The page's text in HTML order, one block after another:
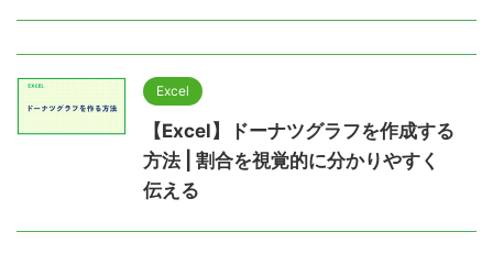
Excel
【Excel】ドーナツグラフを作成する
方法 | 割合を視覚的に分かりやすく
伝える